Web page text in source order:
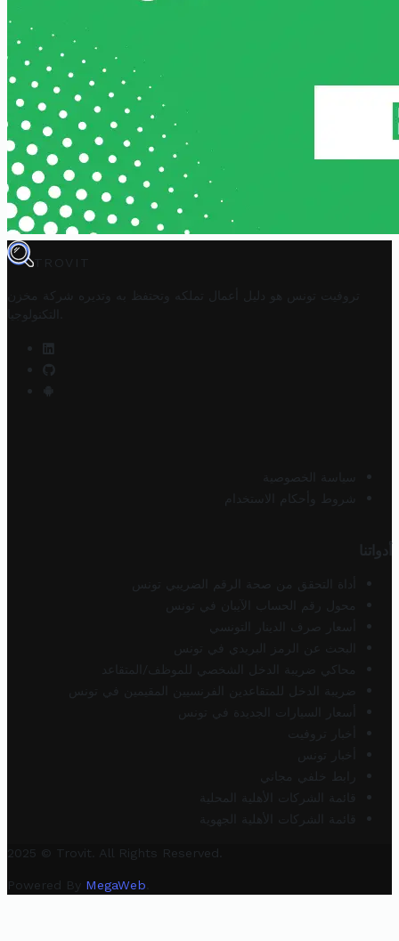
TROVIT
تروفيت تونس هو دليل أعمال تملكه وتحتفظ به وتديره
شركة مخزن
التكنولوجيا
سياسة الخصوصية
شروط وأحكام الاستخدام
أدواتنا
أداة التحقق من صحة الرقم الضريبي تونس
محول رقم الحساب الآيبان في تونس
أسعار صرف الدينار التونسي
البحث عن الرمز البريدي في تونس
محاكي ضريبة الدخل الشخصي للموظف/المتقاعد
ضريبة الدخل للمتقاعدين الفرنسيين المقيمين في تونس
أسعار السيارات الجديدة في تونس
أخبار تروفيت
أخبار تونس
رابط خلفي مجاني
قائمة الشركات الأهلية المحلية
قائمة الشركات الأهلية الجهوية
2025 © Trovit. All Rights Reserved.
Powered By MegaWeb